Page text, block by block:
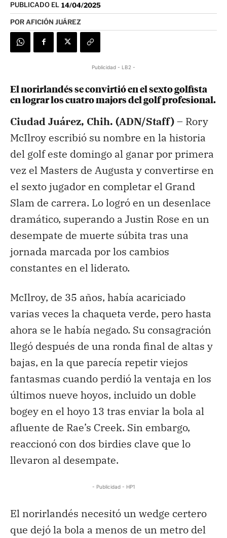
PUBLICADO EL 14/04/2025
PORAFICIÓN JUÁREZ
Publicidad - LB2 -
El norirlandés se convirtió en el sexto golfista
en lograr los cuatro majors del golf profesional.
Ciudad Juárez, Chih. (ADN/Staff) – Rory
McIlroy escribió su nombre en la historia
del golf este domingo al ganar por primera
vez el Masters de Augusta y convertirse en
el sexto jugador en completar el Grand
Slam de carrera. Lo logró en un desenlace
dramático, superando a Justin Rose en un
desempate de muerte súbita tras una
jornada marcada por los cambios
constantes en el liderato.
McIlroy, de 35 años, había acariciado
varias veces la chaqueta verde, pero hasta
ahora se le había negado. Su consagración
llegó después de una ronda final de altas y
bajas, en la que parecía repetir viejos
fantasmas cuando perdió la ventaja en los
últimos nueve hoyos, incluido un doble
bogey en el hoyo 13 tras enviar la bola al
afluente de Rae’s Creek. Sin embargo,
reaccionó con dos birdies clave que lo
llevaron al desempate.
- Publicidad - HP1
El norirlandés necesitó un wedge certero
que dejó la bola a menos de un metro del